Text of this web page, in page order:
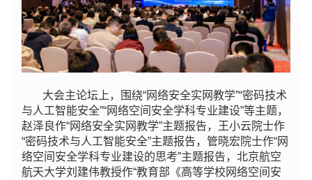
大会主论坛上，围绕“网络安全实网教学”“密码技术
与人工智能安全”“网络空间安全学科专业建设”等主题，
赵泽良作“网络安全实网教学”主题报告，王小云院士作
“密码技术与人工智能安全”主题报告，管晓宏院士作“网
络空间安全学科专业建设的思考”主题报告，北京航空
航天大学刘建伟教授作“教育部《高等学校网络空间安